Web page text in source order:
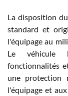
La disposition
standard et
l'équipage au
Le véhicule
fonctionnalités
une protection
l'équipage et